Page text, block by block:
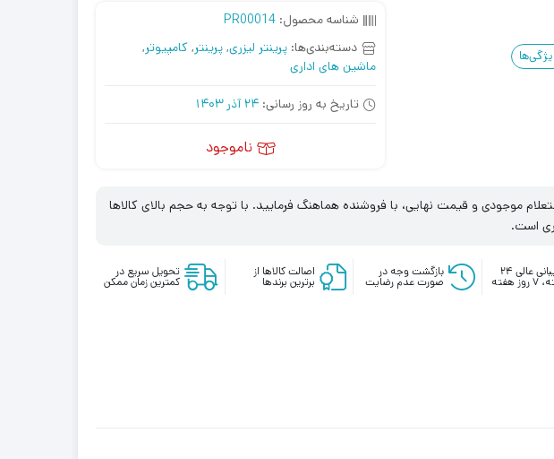
شناسه محصول: PR00014
دسته‌بندی‌ها: پرینتر لیزری, پرینتر, کامپیوتر,
ماشین های اداری
تاریخ به روز رسانی: 24 آذر 1403
ناموجود
موجودی و قیمت نهایی، با فروشنده هماهنگ فرمایید. با توجه به حجم بالای کالاها
است.
پشتیبانی عالی ۲۴
هفته
بازگشت وجه در
صورت عدم رضایت
اصالت کالاها از
برترین برندها
تحویل سریع در
کمترین زمان ممکن